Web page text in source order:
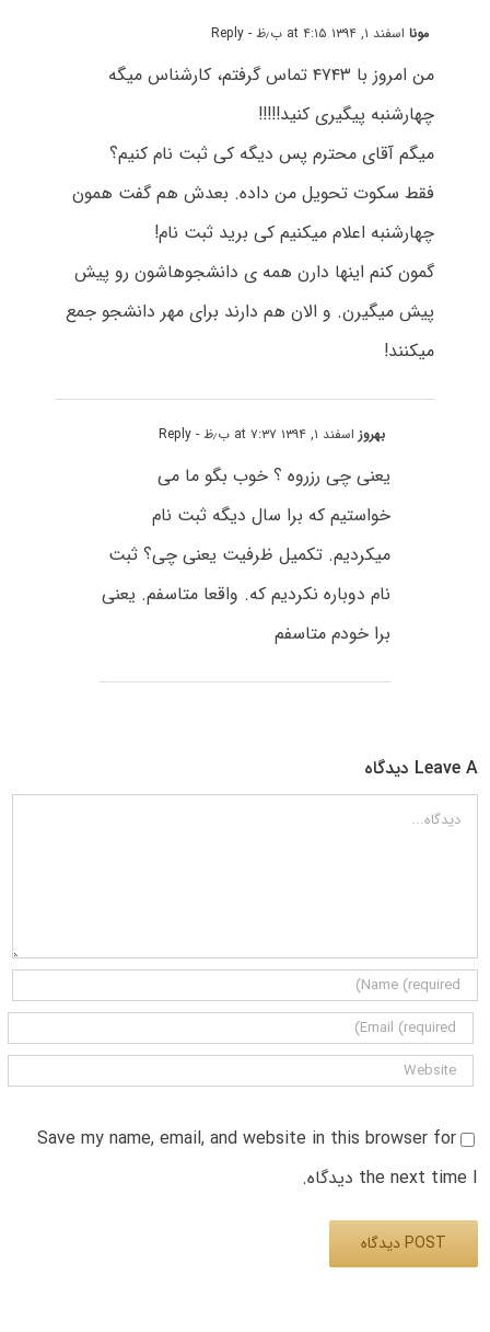
مونااسفند ۱, ۱۳۹۴ at ۴:۱۵ ب٫ظ - Reply
من امروز با ۴۷۴۳ تماس گرفتم، کارشناس میگه
چهارشنبه پیگیری کنید!!!!!
میگم آقای محترم پس دیگه کی ثبت نام کنیم؟
فقط سکوت تحویل من داده. بعدش هم گفت همون
چهارشنبه اعلام میکنیم کی برید ثبت نام!
گمون کنم اینها دارن همه ی دانشجوهاشون رو پیش
پیش میگیرن. و الان هم دارند برای مهر دانشجو جمع
میکنند!
بهروزاسفند ۱, ۱۳۹۴ at ۷:۳۷ ب٫ظ - Reply
یعنی چی رزروه ؟ خوب بگو ما می
خواستیم که برا سال دیگه ثبت نام
میکردیم. تکمیل ظرفیت یعنی چی؟ ثبت
نام دوباره نکردیم که. واقعا متاسفم. یعنی
برا خودم متاسفم
Leave A دیدگاه
دیدگاه
Save my name, email, and website in this browser for
the next time I دیدگاه.